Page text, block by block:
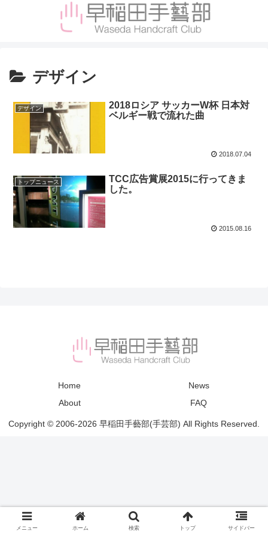
デザイン
デザイン
2018ロシア サッカーW杯 日本対
ベルギー戦で流れた曲
2018.07.04
トップニュース
TCC広告賞展2015に行ってきま
した。
2015.08.16
Home
News
About
FAQ
Copyright © 2006-2026 早稲田手藝部(手芸部) All Rights Reserved.
メニュー ホーム 検索 トップ サイドバー